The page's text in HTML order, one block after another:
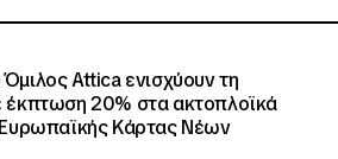
Όμιλος Attica ενισχύουν τη
έκπτωση 20% στα ακτοπλοϊκά
Ευρωπαϊκής Κάρτας Νέων